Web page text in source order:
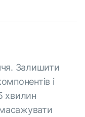
Залишити
і
хвилин